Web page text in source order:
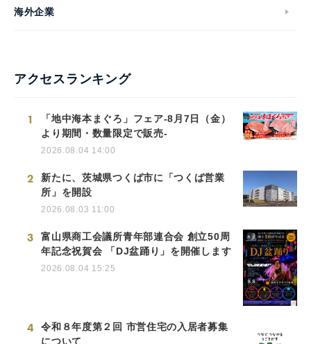
海外企業
アクセスランキング
1
「地中海本まぐろ」フェア-8月7日（金）
より期間・数量限定で販売-
2026.08.04 14:00
2
新たに、茨城県つくば市に「つくば営業
所」を開設
2026.08.03 11:00
3
富山県商工会議所青年部連合会 創立50周
年記念祝賀会 「DJ盆踊り」を開催します
2026.08.04 15:25
4
令和８年度第２回 市営住宅の入居者募集
について